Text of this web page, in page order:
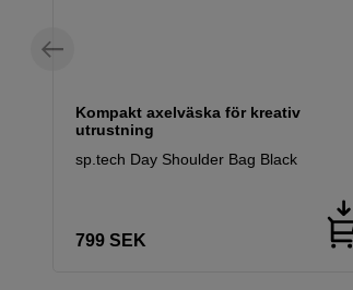
Kompakt axelväska för kreativ
utrustning
sp.tech Day Shoulder Bag Black
799 SEK